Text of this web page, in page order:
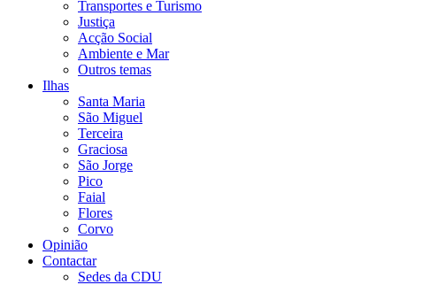
Transportes e Turismo
Justiça
Acção Social
Ambiente e Mar
Outros temas
Ilhas
Santa Maria
São Miguel
Terceira
Graciosa
São Jorge
Pico
Faial
Flores
Corvo
Opinião
Contactar
Sedes da CDU